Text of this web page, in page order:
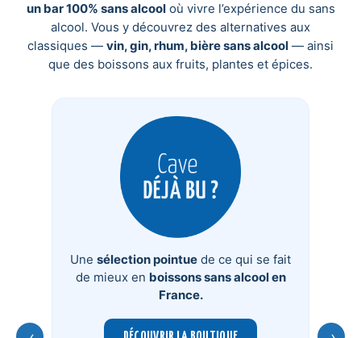
un bar 100% sans alcooloù vivre l’expérience du sans
alcool. Vous y découvrez des alternatives aux
classiques — vin, gin, rhum, bière sans alcool — ainsi
que des boissons aux fruits, plantes et épices.
Une sélection pointue de ce qui se fait
de mieux en boissons sans alcool en
France.